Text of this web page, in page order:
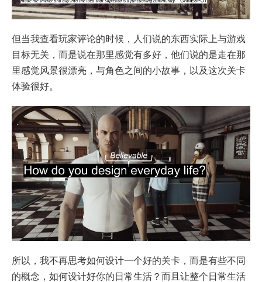
但当我查看玩家评论的时候，人们说的东西实际上与游戏
目标无关，而是说在那里感觉有多好，他们说的是走在那
里感觉风景很漂亮，与角色之间的小故事，以及这次关卡
体验很好。
所以，我不再思考如何设计一个好的关卡，而是有些不同
的概念，如何设计好你的日常生活？而且让整个日常生活